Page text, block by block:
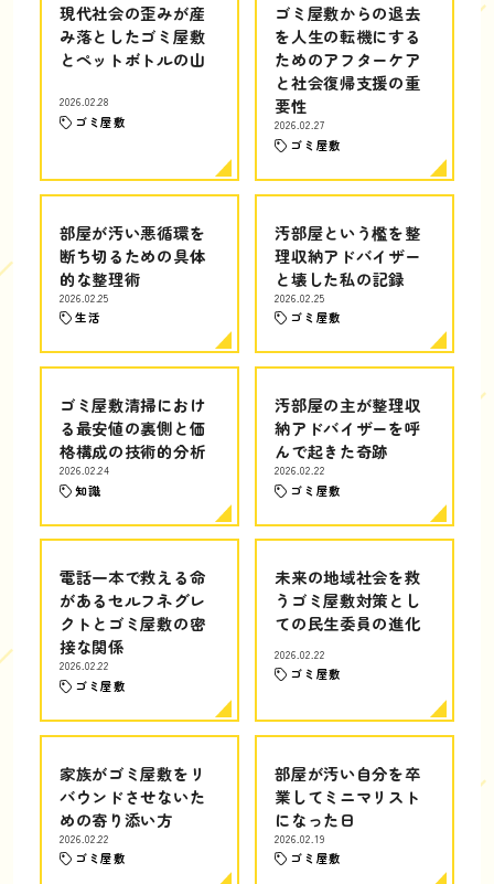
現代社会の歪みが産
み落としたゴミ屋敷
とペットボトルの山
2026.02.28
ゴミ屋敷
ゴミ屋敷からの退去
を人生の転機にする
ためのアフターケア
と社会復帰支援の重
要性
2026.02.27
ゴミ屋敷
部屋が汚い悪循環を
断ち切るための具体
的な整理術
2026.02.25
生活
汚部屋という檻を整
理収納アドバイザー
と壊した私の記録
2026.02.25
ゴミ屋敷
ゴミ屋敷清掃におけ
る最安値の裏側と価
格構成の技術的分析
2026.02.24
知識
汚部屋の主が整理収
納アドバイザーを呼
んで起きた奇跡
2026.02.22
ゴミ屋敷
電話一本で救える命
があるセルフネグレ
クトとゴミ屋敷の密
接な関係
2026.02.22
ゴミ屋敷
未来の地域社会を救
うゴミ屋敷対策とし
ての民生委員の進化
2026.02.22
ゴミ屋敷
家族がゴミ屋敷をリ
バウンドさせないた
めの寄り添い方
2026.02.22
ゴミ屋敷
部屋が汚い自分を卒
業してミニマリスト
になった日
2026.02.19
ゴミ屋敷